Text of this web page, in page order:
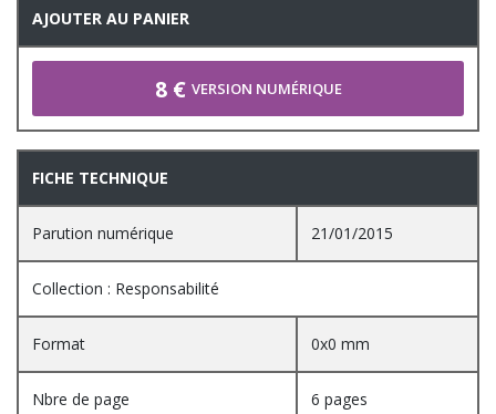
AJOUTER AU PANIER
8 € VERSION NUMÉRIQUE
FICHE TECHNIQUE
Parution numérique 21/01/2015
Collection : Responsabilité
Format 0x0 mm
Nbre de page 6 pages